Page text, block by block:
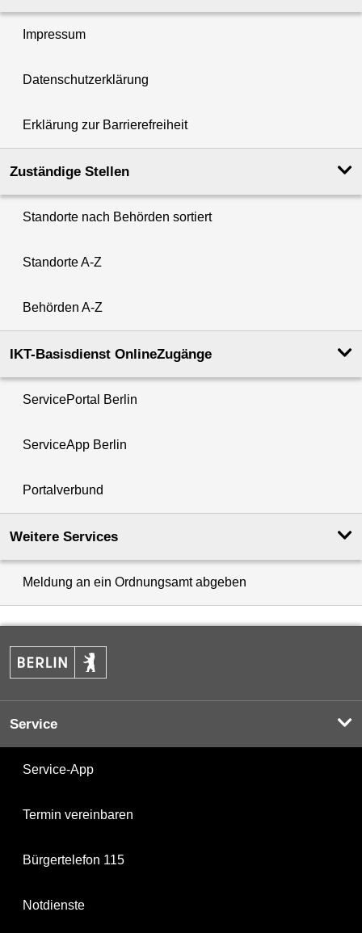
Impressum
Datenschutzerklärung
Erklärung zur Barrierefreiheit
Zuständige Stellen
Standorte nach Behörden sortiert
Standorte A-Z
Behörden A-Z
IKT-Basisdienst OnlineZugänge
ServicePortal Berlin
ServiceApp Berlin
Portalverbund
Weitere Services
Meldung an ein Ordnungsamt abgeben
Service
Service-App
Termin vereinbaren
Bürgertelefon 115
Notdienste